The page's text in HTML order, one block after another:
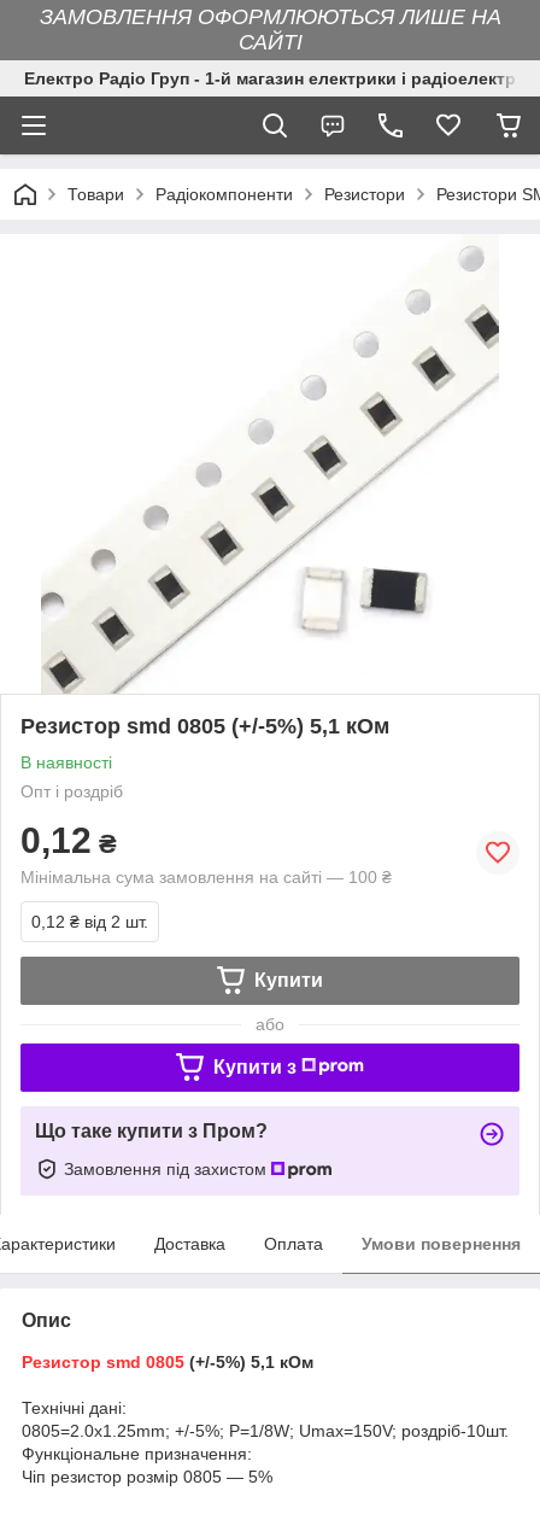
ЗАМОВЛЕННЯ ОФОРМЛЮЮТЬСЯ ЛИШЕ НА
САЙТІ
Електро Радіо Груп - 1-й магазин електрики і
Товари Радіокомпоненти Резистори Резистори
Резистор smd 0805 (+/-5%) 5,1 кОм
В наявності
Опт і роздріб
0,12 ₴
Мінімальна сума замовлення на сайті — 100 ₴
0,12 ₴ від 2 шт.
Купити
або
Купити з
Що таке купити з Пром?
Замовлення під захистом
Доставка Оплата Умови повернення
Опис
Резистор smd 0805 (+/-5%) 5,1 кОм
Технічні дані:
0805=2.0х1.25mm; +/-5%; P=1/8W; Umax=150V; роздріб-10шт.
Функціональне призначення:
Чіп резистор розмір 0805 ― 5%